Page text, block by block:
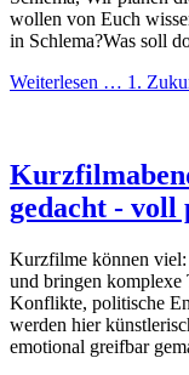
wollen von Euch
in Schlema?Was soll
Weiterlesen … 1.
gedacht -
Kurzfilme können viel:
und bringen komplexe
Konflikte, politische
werden hier
emotional greifbar